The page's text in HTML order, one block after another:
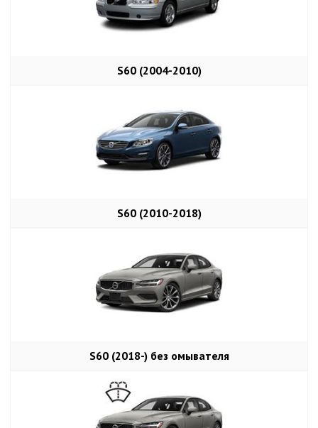
S60 (2004-2010)
S60 (2010-2018)
S60 (2018-) без омывателя